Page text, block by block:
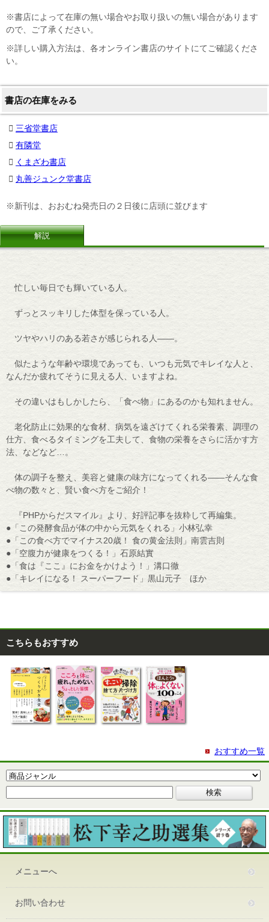
※書店によって在庫の無い場合やお取り扱いの無い場合があります
ので、ご了承ください。
※詳しい購入方法は、各オンライン書店のサイトにてご確認くださ
い。
書店の在庫をみる
三省堂書店
有隣堂
くまざわ書店
丸善ジュンク堂書店
※新刊は、おおむね発売日の２日後に店頭に並びます
解説
忙しい毎日でも輝いている人。
ずっとスッキリした体型を保っている人。
ツヤやハリのある若さが感じられる人――。
似たような年齢や環境であっても、いつも元気でキレイな人と、
なんだか疲れてそうに見える人、いますよね。
その違いはもしかしたら、「食べ物」にあるのかも知れません。
老化防止に効果的な食材、病気を遠ざけてくれる栄養素、調理の
仕方、食べるタイミングを工夫して、食物の栄養をさらに活かす方
法、などなど…。
体の調子を整え、美容と健康の味方になってくれる――そんな食
べ物の数々と、賢い食べ方をご紹介！
『PHPからだスマイル』より、好評記事を抜粋して再編集。
●「この発酵食品が体の中から元気をくれる」小林弘幸
●「この食べ方でマイナス20歳！ 食の黄金法則」南雲吉則
●「空腹力が健康をつくる！」石原結實
●「食は『ここ』にお金をかけよう！」溝口徹
●「キレイになる！ スーパーフード」黒山元子 ほか
こちらもおすすめ
おすすめ一覧
メニューへ
お問い合わせ